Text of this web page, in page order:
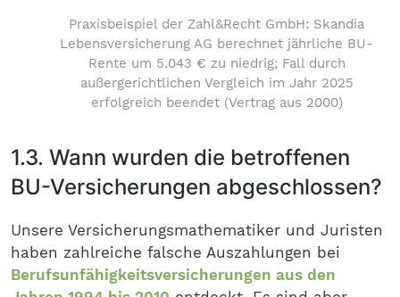
Praxisbeispiel der Zahl&Recht GmbH: Skandia
Lebensversicherung AG berechnet jährliche BU-
Rente um 5.043 € zu niedrig; Fall durch
außergerichtlichen Vergleich im Jahr 2025
erfolgreich beendet (Vertrag aus 2000)
1.3. Wann wurden die betroffenen
BU-Versicherungen abgeschlossen?
Unsere Versicherungsmathematiker und Juristen
haben zahlreiche falsche Auszahlungen bei
Berufsunfähigkeitsversicherungen aus den